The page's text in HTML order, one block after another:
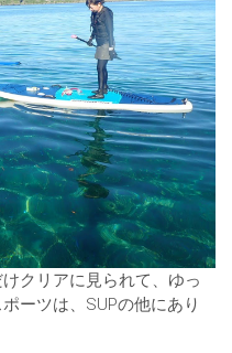
クリアに見られて、ゆっ
ーツは、SUPの他にあり